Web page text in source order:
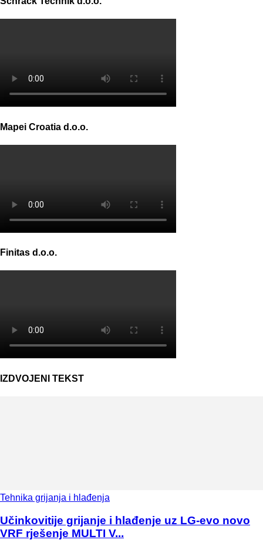
Mapei Croatia d.o.o.
Finitas d.o.o.
IZDVOJENI TEKST
Tehnika grijanja i hlađenja
Učinkovitije grijanje i hlađenje uz LG-evo novo
VRF rješenje MULTI V...